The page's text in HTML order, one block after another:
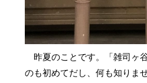
昨夏のことです。「雑司ヶ
のも初めてだし、何も知りま